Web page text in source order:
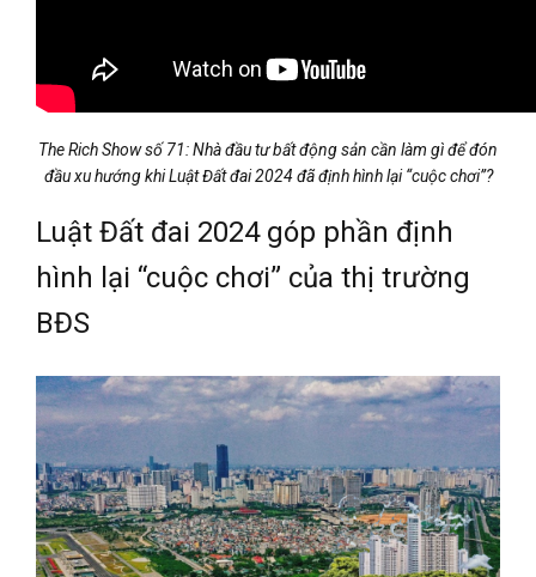
The Rich Show số 71: Nhà đầu tư bất động sản cần làm gì để đón
đầu xu hướng khi Luật Đất đai 2024 đã định hình lại “cuộc chơi”?
Luật Đất đai 2024 góp phần định
hình lại “cuộc chơi” của thị trường
BĐS